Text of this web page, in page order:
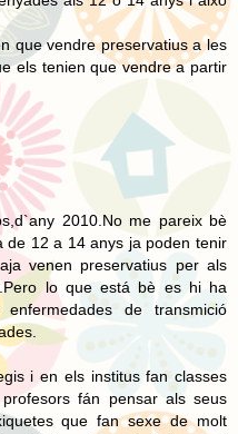
que vendre preservatius a les
els tenien que vendre a partir
2010.No me pareix bè
de 12 a 14 anys ja poden tenir
venen preservatius per als
lo que está bè es hi ha
de transmició
i en els institus fan classes
fán pensar als seus
que fan sexe de molt